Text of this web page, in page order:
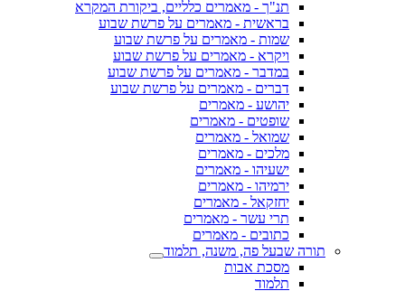
תנ"ך - מאמרים כלליים, ביקורת המקרא
בראשית - מאמרים על פרשת שבוע
שמות - מאמרים על פרשת שבוע
ויקרא - מאמרים על פרשת שבוע
במדבר - מאמרים על פרשת שבוע
דברים - מאמרים על פרשת שבוע
יהושע - מאמרים
שופטים - מאמרים
שמואל - מאמרים
מלכים - מאמרים
ישעיהו - מאמרים
ירמיהו - מאמרים
יחזקאל - מאמרים
תרי עשר - מאמרים
כתובים - מאמרים
תורה שבעל פה, משנה, תלמוד
מסכת אבות
תלמוד